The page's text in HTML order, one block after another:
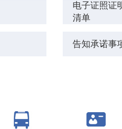
电子证照证
清单
告知承诺事